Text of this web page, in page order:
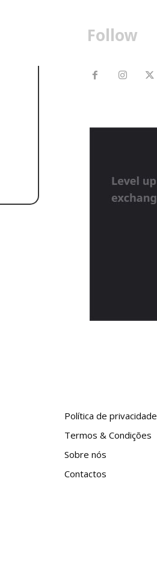
Follow
Política de privacidade
Termos & Condições
Sobre nós
Contactos